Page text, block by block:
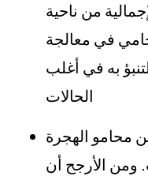
من ناحية
في معالجة
به في أغلب
الحالات
محامو الهجرة
ومن الأرجح أن